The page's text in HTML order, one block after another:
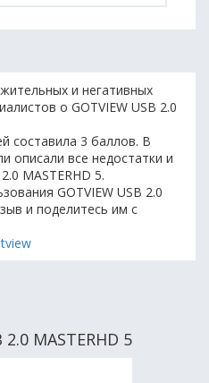
и негативных
о GOTVIEW USB 2.0
составила 3 баллов. В
описали все недостатки и
MASTERHD 5.
GOTVIEW USB 2.0
и поделитесь им с
MASTERHD 5